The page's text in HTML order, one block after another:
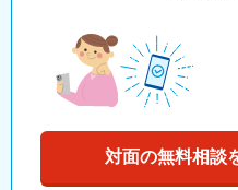
対面の無料相談